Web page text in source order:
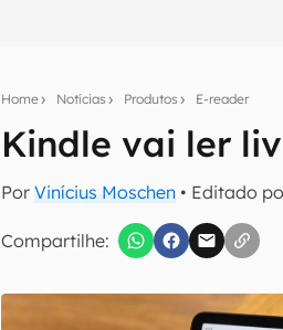
Home Notícias Produtos E-reader
Kindle vai ler
PorVinícius Moschen • Editado
Compartilhe:
Assine a newsletter do